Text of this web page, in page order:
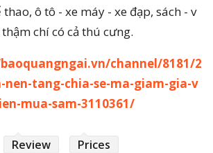
ô tô - xe máy - xe đạp, sách - v
chí có cả thú cưng.
channel/8181/2
nen-tang-chia-se-ma-giam-gia-v
mua-sam-3110361/
Review
Prices